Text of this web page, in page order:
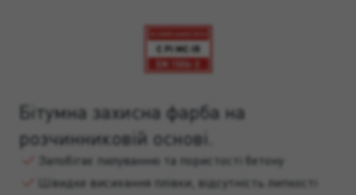
Бітумна захисна фарба на
розчинниковій основі.
Запобігає пилуванню та пористості бетону
Швидке висихання плівки, відсутність липкості